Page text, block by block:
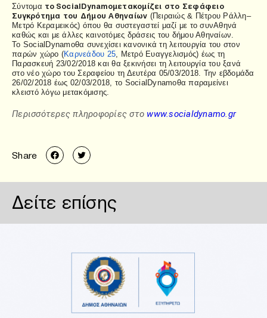
Σύντομα το SocialDynamoμετακομίζει στο Σεφάφειο
Συγκρότημα του Δήμου Αθηναίων (Πειραιώς & Πέτρου Ράλλη–
Μετρό Κεραμεικός) όπου θα συστεγαστεί μαζί με το συνΑθηνά
καθώς και με άλλες καινοτόμες δράσεις του δήμου Αθηναίων.
Το Social Dynamoθα συνεχίσει κανονικά τη λειτουργία του στον
παρών χώρο (Καρνεάδου 25 , Μετρό Ευαγγελισμός) έως τη
Παρασκευή 23/02/2018 και θα ξεκινήσει τη λειτουργία του ξανά
στο νέο χώρο του Σεραφείου τη Δευτέρα 05/03/2018. Την εβδομάδα
26/02/2018 έως 02/03/2018, το Social Dynamoθα παραμείνει
κλειστό λόγω μετακόμισης.
Περισσότερες πληροφορίες στο www.socialdynamo.gr
Share
Δείτε επίσης